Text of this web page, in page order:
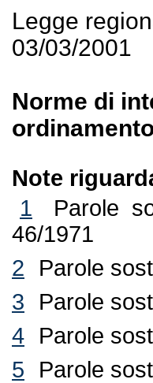
Legge
03/03/2001
Norme di
Note
1
Parole
46/1971
2
Parole
3
Parole
4
Parole
5
Parole